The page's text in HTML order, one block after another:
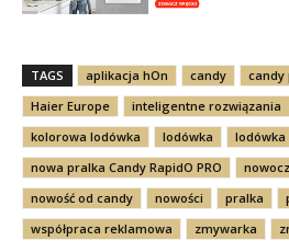
TAGS aplikacja hOn candy candy
Haier Europe
inteligentne rozwiązania
kolorowa lodówka
lodówka
lodówka
nowa pralka Candy RapidO PRO
nowość od candy
nowości pralka
współpraca reklamowa
zmywarka